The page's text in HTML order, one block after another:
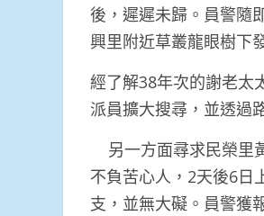
後，遲遲未歸。員警隨
興里附近草叢龍眼樹下
經了解38年次的謝老太
派員擴大搜尋，並透過
另一方面尋求民榮里
不負苦心人，2天後6日
支，並無大礙。員警獲